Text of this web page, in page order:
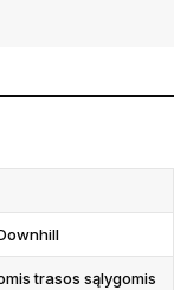
trasos sąlygomis